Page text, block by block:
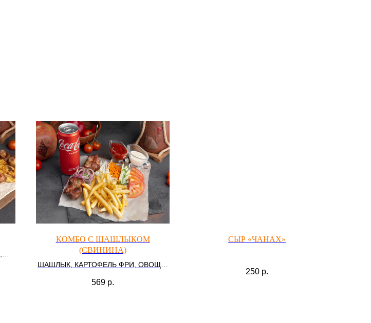
КОМБО С ШАШЛЫКОМ
(СВИНИНА)
ШАШЛЫК, КАРТОФЕЛЬ ФРИ, ОВОЩИ,
569 р.
СЫР «ЧАНАХ»
250 р.